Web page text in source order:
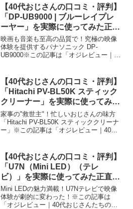
口コミ今日、編集部が紹介したいのが
「ゲーム＆ウォッチ スー...
【40代おじさんの口コミ・評判】
「DP-UB9000 | ブルーレイプレ
ーヤー」を実際に使ってみた正直
感想
映画も音楽も至高の品質で！究極の映像
体験を提供するパナソニック DP-
UB9000※この記事は「オジレビュー｜40
コミ今日は私が約3ヶ月前に購入したパナ
ソニックのブルー...
【40代おじさんの口コミ・評判】
「Hitachi PV-BL50K スティック
クリーナー」を実際に使ってみた
正直感想
家事の"救世主"！忙しいおじさんの味方
「Hitachi PV-BL50K スティッククリーナ
ー」※この記事は「オジレビュー｜40代
ミ今日、編集部が紹介したいのが「Hit...
【40代おじさんの口コミ・評判】
「U7N（Mini LED）（テレ
ビ）」を実際に使ってみた正直感
想
Mini LEDの魅力満載！U7Nテレビで映像
体験が劇的に変わった！※この記事は
「オジレビュー｜40代おじさんたちのが